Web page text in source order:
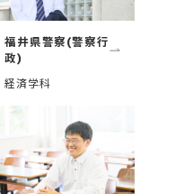
福井県警察(警察行
政)
経済学科